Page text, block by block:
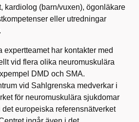
kardiolog (barn/vuxen), ögonläkare
eller utredningar
expertteamet har kontakter med
vid flera olika neuromuskulära
DMD och SMA.
vid Sahlgrenska medverkar i
för neuromuskulära sjukdomar
europeiska referensnätverket